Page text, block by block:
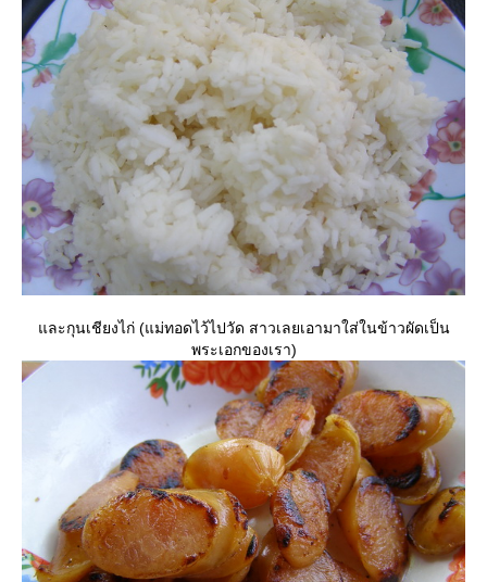
ละกุนเชียงไก่ (แม่ทอดไว้ไปวัด สาวเลยเอามาใส่ในข้าวผัดเป็น
พระเอกของเรา)